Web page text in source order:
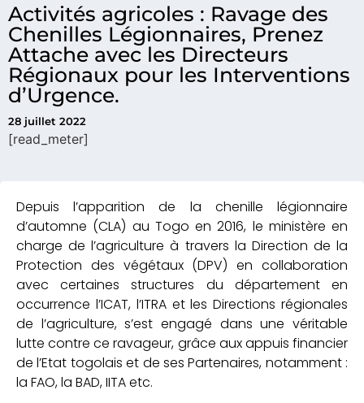
Activités agricoles : Ravage des
Chenilles Légionnaires, Prenez
Attache avec les Directeurs
Régionaux pour les Interventions
d’Urgence.
28 juillet 2022
[read_meter]
Depuis l’apparition de la chenille légionnaire
d’automne (CLA) au Togo en 2016, le ministère en
charge de l’agriculture à travers la Direction de la
Protection des végétaux (DPV) en collaboration
avec certaines structures du département en
occurrence l’ICAT, l’ITRA et les Directions régionales
de l’agriculture, s’est engagé dans une véritable
lutte contre ce ravageur, grâce aux appuis financier
de l’Etat togolais et de ses Partenaires, notamment :
la FAO, la BAD, IITA etc.